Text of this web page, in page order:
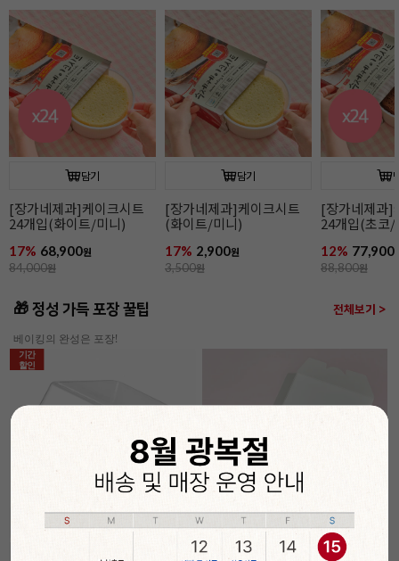
담기
[장가네제과]케이크시트
24개입(화이트/미니)
17% 68,900원
84,000원
담기
[장가네제과]케이크시트
(화이트/미니)
17% 2,900원
3,500원
[장가네제과]
24개입(초코/
12% 77,900
88,800원
🎁 정성 가득 포장 꿀팁 전체보기 >
베이킹의 완성은 포장!
기간
할인
04 22:
담기 담기